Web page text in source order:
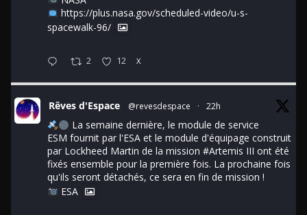
https://plus.nasa.gov/scheduled-video/u-s-
spacewalk-96/
2 12 X
Rêves d'Espace @revesdespace · 22h
La semaine dernière, le module de service
ESM fournit par l'ESA et le module d'équipage construit
par Lockheed Martin de la mission #Artemis III ont été
fixés ensemble pour la première fois. La prochaine fois
qu'ils seront détachés, ce sera en fin de mission !
ESA